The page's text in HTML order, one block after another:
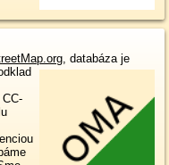
, databáza je